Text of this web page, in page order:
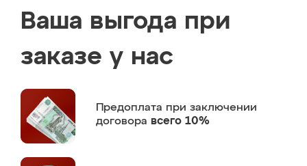
Ваша выгода при
заказе у нас
Предоплата при заключении
договора всего 10%